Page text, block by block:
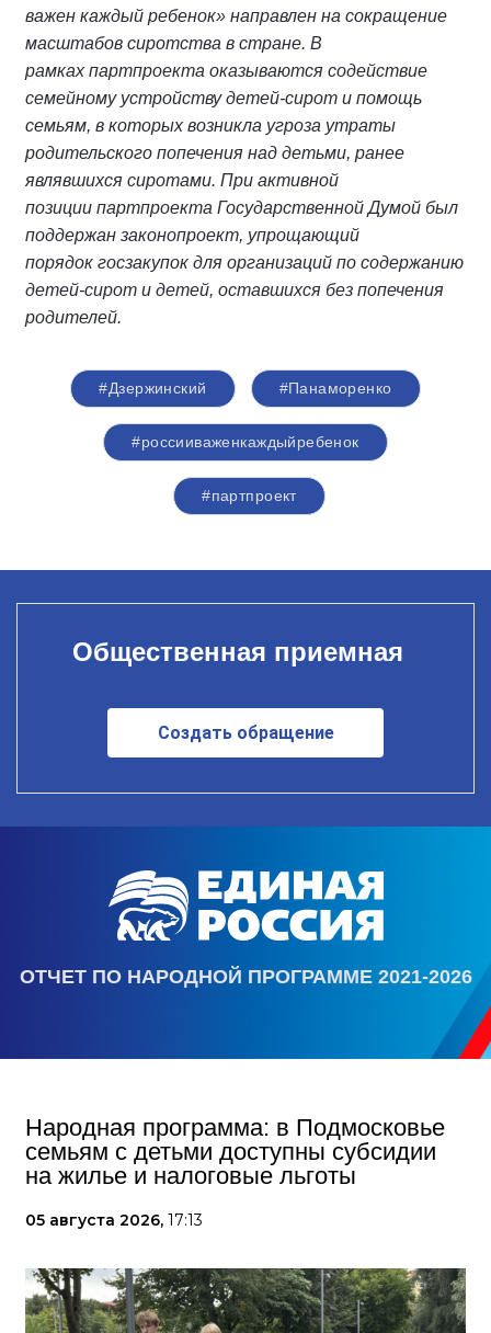
важен каждый ребенок» направлен на сокращение
масштабов сиротства в стране. В
рамках партпроекта оказываются содействие
семейному устройству детей-сирот и помощь
семьям, в которых возникла угроза утраты
родительского попечения над детьми, ранее
являвшихся сиротами. При активной
позиции партпроекта Государственной Думой был
поддержан законопроект, упрощающий
порядок госзакупок для организаций по содержанию
детей-сирот и детей, оставшихся без попечения
родителей.
#Дзержинский #Панаморенко
#россииваженкаждыйребенок
#партпроект
Общественная приемная
Создать обращение
ОТЧЕТ ПО НАРОДНОЙ ПРОГРАММЕ 2021-2026
Народная программа: в Подмосковье
семьям с детьми доступны субсидии
на жилье и налоговые льготы
05 августа 2026, 17:13